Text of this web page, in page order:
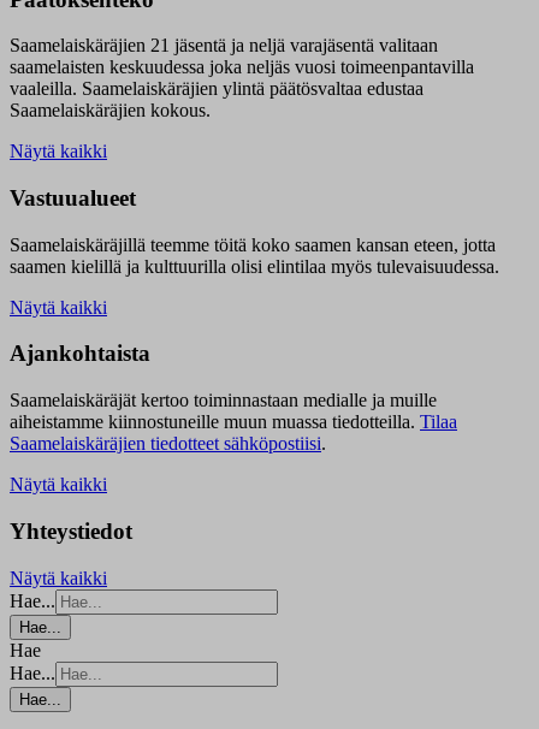
Saamelaiskäräjien 21 jäsentä ja neljä varajäsentä valitaan
saamelaisten keskuudessa joka neljäs vuosi toimeenpantavilla
vaaleilla. Saamelaiskäräjien ylintä päätösvaltaa edustaa
Saamelaiskäräjien kokous.
Näytä kaikki
Vastuualueet
Saamelaiskäräjillä teemme töitä koko saamen kansan eteen, jotta
saamen kielillä ja kulttuurilla olisi elintilaa myös tulevaisuudessa.
Näytä kaikki
Ajankohtaista
Saamelaiskäräjät kertoo toiminnastaan medialle ja muille
aiheistamme kiinnostuneille muun muassa tiedotteilla. Tilaa
Saamelaiskäräjien tiedotteet sähköpostiisi.
Näytä kaikki
Yhteystiedot
Näytä kaikki
Hae...
Hae...
Hae
Hae...
Hae...